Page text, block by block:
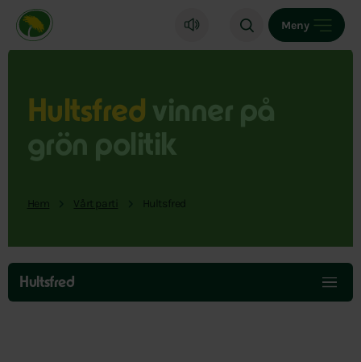
Miljöpartiet de gröna, startsida
Meny
Hultsfred vinner på
grön politik
Hem Vårt parti Hultsfred
Hoppa
över
menyn
Hultsfred